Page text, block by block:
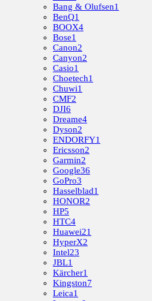
Bang & Olufsen1
BenQ1
BOOX4
Bose1
Canon2
Canyon2
Casio1
Choetech1
Chuwi1
CMF2
DJI6
Dreame4
Dyson2
ENDORFY1
Ericsson2
Garmin2
Google36
GoPro3
Hasselblad1
HONOR2
HP5
HTC4
Huawei21
HyperX2
Intel23
JBL1
Kärcher1
Kingston7
Leica1